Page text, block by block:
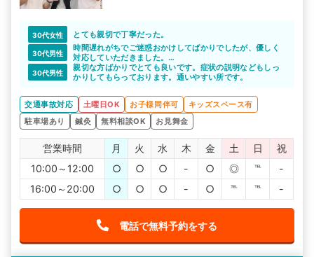
30代女性 とても親切で丁寧だった。
30代男性
時間遅れがちでご迷惑おかけしてばかりでしたが、優しく
対応していただきました。
施術もよかったです。
30代男性
親切な方ばかりでとても良いです。症状の説明などもしっ
かりしてもらっております。通いやすい所です。
交通事故対応 土曜日OK お子様同伴可
キッズスペース有
駐車場あり
鍼灸 無料相談OK お見舞金
営業時間 月 火 水 木 金 土 日
祝
10:00～12:00
○ ○ ○ - ○ ◎ ℡
-
16:00～20:00
○ ○ ○ - ○ ℡ ℡ -
電話で無料予約をする